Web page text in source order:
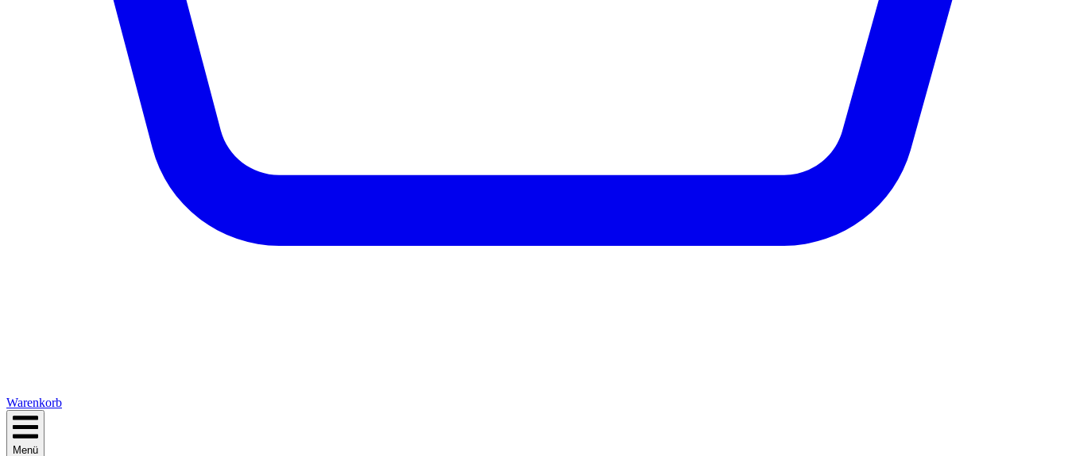
Warenkorb
Menü